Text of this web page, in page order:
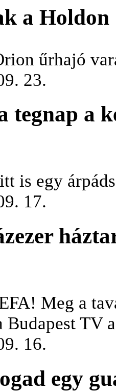
a Holdon
űrhajó
23.
tegnap a
is egy
17.
Meg a
Budapest TV
16.
egy